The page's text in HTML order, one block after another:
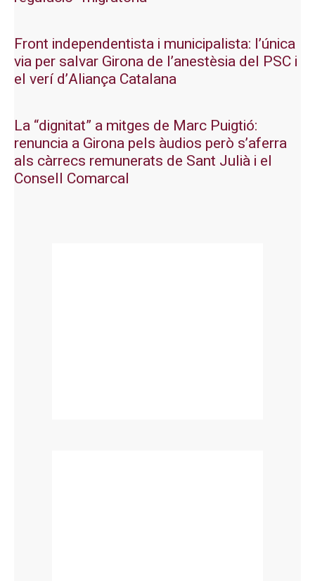
Front independentista i municipalista: l’única
via per salvar Girona de l’anestèsia del PSC i
el verí d’Aliança Catalana
La “dignitat” a mitges de Marc Puigtió:
renuncia a Girona pels àudios però s’aferra
als càrrecs remunerats de Sant Julià i el
Consell Comarcal